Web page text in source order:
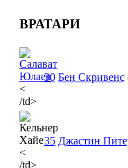
ВРАТАРИ
<
/td>
30 Бен Скривенс
<
/td>
35 Джастин